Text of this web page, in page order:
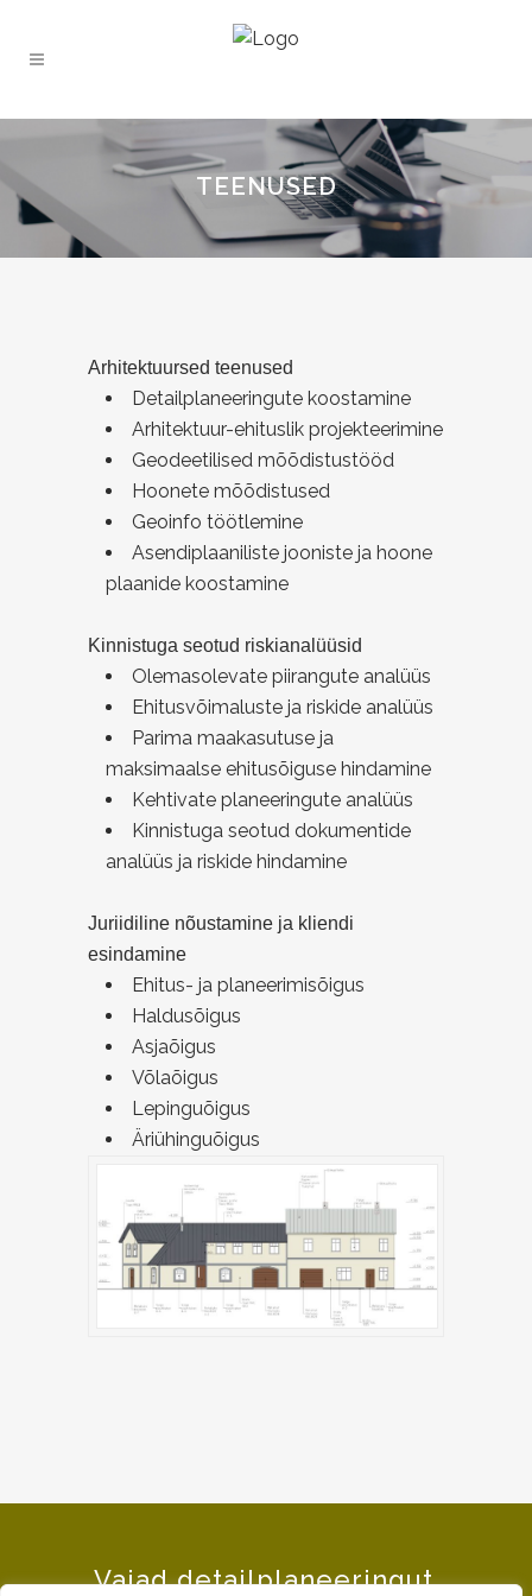
TEENUSED
Arhitektuursed teenused
Detailplaneeringute koostamine
Arhitektuur-ehituslik projekteerimine
Geodeetilised mõõdistustööd
Hoonete mõõdistused
Geoinfo töötlemine
Asendiplaaniliste jooniste ja hoone
plaanide koostamine
Kinnistuga seotud riskianalüüsid
Olemasolevate piirangute analüüs
Ehitusvõimaluste ja riskide analüüs
Parima maakasutuse ja
maksimaalse ehitusõiguse hindamine
Kehtivate planeeringute analüüs
Kinnistuga seotud dokumentide
analüüs ja riskide hindamine
Juriidiline nõustamine ja kliendi
esindamine
Ehitus- ja planeerimisõigus
Haldusõigus
Asjaõigus
Võlaõigus
Lepinguõigus
Äriühinguõigus
Vajad detailplaneeringut,